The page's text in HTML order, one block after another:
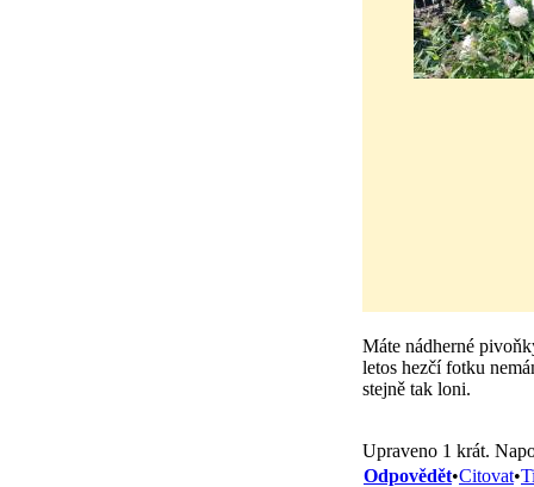
Máte nádherné
letos hezčí fotku
stejně tak loni.
Upraveno 1 krát.
Odpovědět•Citovat•